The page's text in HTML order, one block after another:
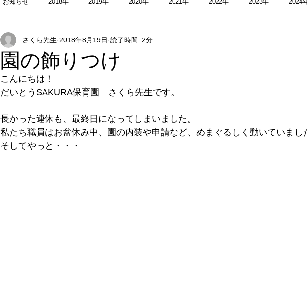
お知らせ 2018年 2019年 2020年 2021年 2022年 2023年 2024
園の飾りつけ
さくら先生 2018年8月19日 読了時間: 2分
こんにちは！
だいとうSAKURA保育園　さくら先生です。
長かった連休も、最終日になってしまいました。
私たち職員はお盆休み中、園の内装や申請など、めまぐるしく動いていまし
そしてやっと・・・